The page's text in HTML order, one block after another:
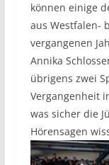
können einige
aus Westfalen-
vergangenen
Annika
übrigens zwei
Vergangenheit
was sicher die
Hörensagen